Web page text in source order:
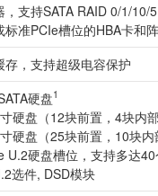
支持SATA RAID 0/1/10/5
准PCIe槽位的HBA卡和
，支持超级电容保护
硬盘1
硬盘（12块前置，4块内
硬盘（25块前置，10块内
U.2硬盘槽位，支持多达
选件, DSD模块